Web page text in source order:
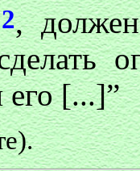
2,
его [...]”